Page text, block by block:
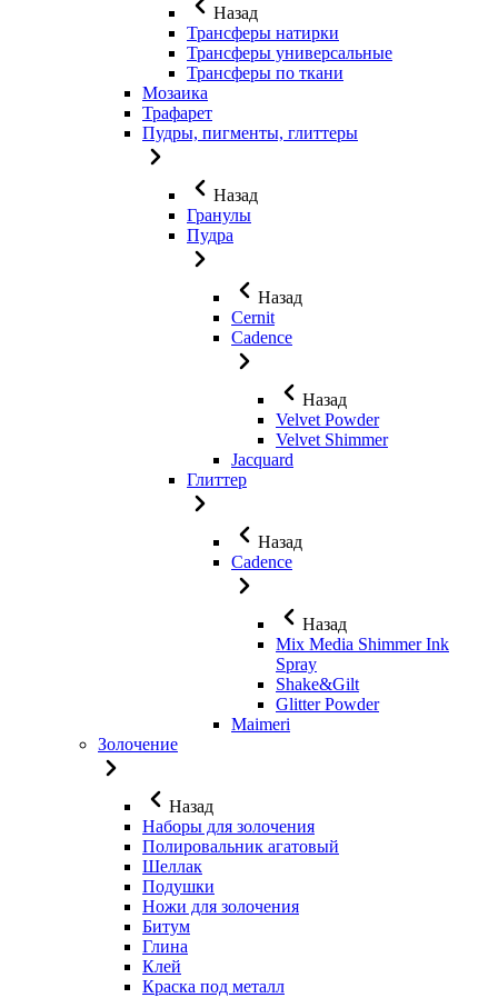
Назад
Трансферы натирки
Трансферы универсальные
Трансферы по ткани
Мозаика
Трафарет
Пудры, пигменты, глиттеры
Назад
Гранулы
Пудра
Назад
Cernit
Cadence
Назад
Velvet Powder
Velvet Shimmer
Jaсquard
Глиттер
Назад
Cadence
Назад
Mix Media Shimmer Ink
Spray
Shake&Gilt
Glitter Powder
Maimeri
Золочение
Назад
Наборы для золочения
Полировальник агатовый
Шеллак
Подушки
Ножи для золочения
Битум
Глина
Клей
Краска под металл